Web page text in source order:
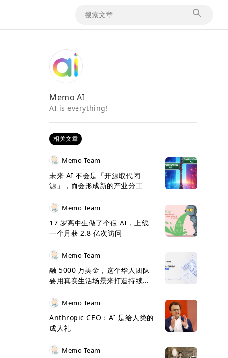
Memo AI
AI is everything!
相关文章
Memo Team
未来 AI 不会是「开源取代闭
源」，而会形成新的产业分工
Memo Team
17 岁高中生做了个假 AI，上线
一个月获 2.8 亿次访问
Memo Team
融 5000 万美金，这个华人团队
要用真实生活场景来打造持续学
Memo Team
Anthropic CEO：AI 是给人类的
成人礼
Memo Team